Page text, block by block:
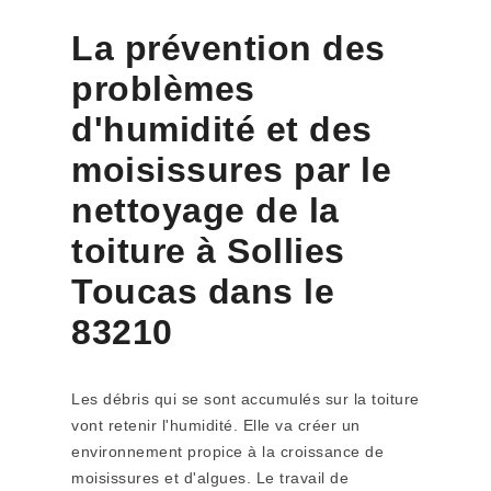
La prévention des
problèmes
d'humidité et des
moisissures par le
nettoyage de la
toiture à Sollies
Toucas dans le
83210
Les débris qui se sont accumulés sur la toiture
vont retenir l'humidité. Elle va créer un
environnement propice à la croissance de
moisissures et d'algues. Le travail de